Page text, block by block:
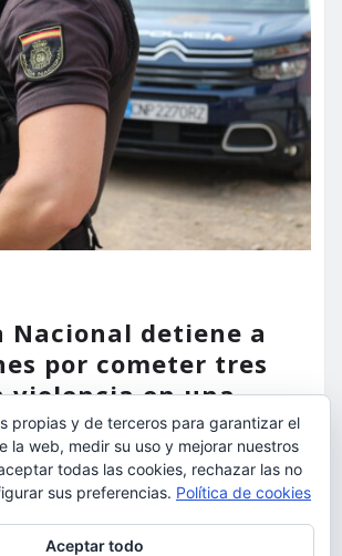
Nacional detiene a
por cometer tres
violencia en una
Ago 7, 2026
propias y de terceros para garantizar el
la web, medir su uso y mejorar nuestros
todas las cookies, rechazar las no
sus preferencias. Política de cookies
Aceptar todo